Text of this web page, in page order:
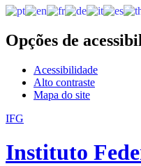
Opções de
Acessibilidade
Alto contraste
Mapa do site
IFG
Instituto